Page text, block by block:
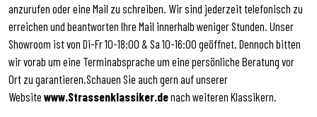
anzurufen oder eine Mail zu schreiben. Wir sind jederzeit telefonisch zu
erreichen und beantworten Ihre Mail innerhalb weniger Stunden. Unser
Showroom ist von Di-Fr 10-18:00 & Sa 10-16:00 geöffnet. Dennoch bitten
wir vorab um eine Terminabsprache um eine persönliche Beratung vor
Ort zu garantieren.Schauen Sie auch gern auf unserer
Website www.Strassenklassiker.denach weiteren Klassikern.